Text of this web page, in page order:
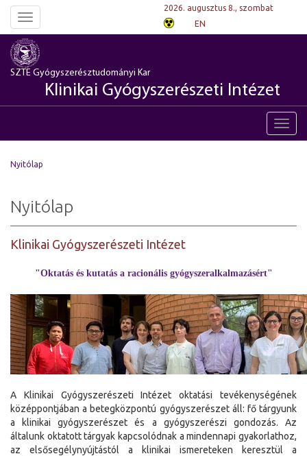
Toggle
navigation
2026. augusztus 8., szombat
EN
SZTE Gyógyszerésztudományi Kar
Klinikai Gyógyszerészeti Intézet
Nyitólap
Nyitólap
Klinikai Gyógyszerészeti Intézet
"Oktatás és kutatás a racionális gyógyszeralkalmazásért"
A Klinikai Gyógyszerészeti Intézet oktatási tevékenységének
középpontjában a betegközpontú gyógyszerészet áll: fő tárgyunk
a klinikai gyógyszerészet és a gyógyszerészi gondozás. Az
általunk oktatott tárgyak kapcsolódnak a mindennapi gyakorlathoz,
az elsősegélynyújtástól a klinikai ismereteken keresztül a